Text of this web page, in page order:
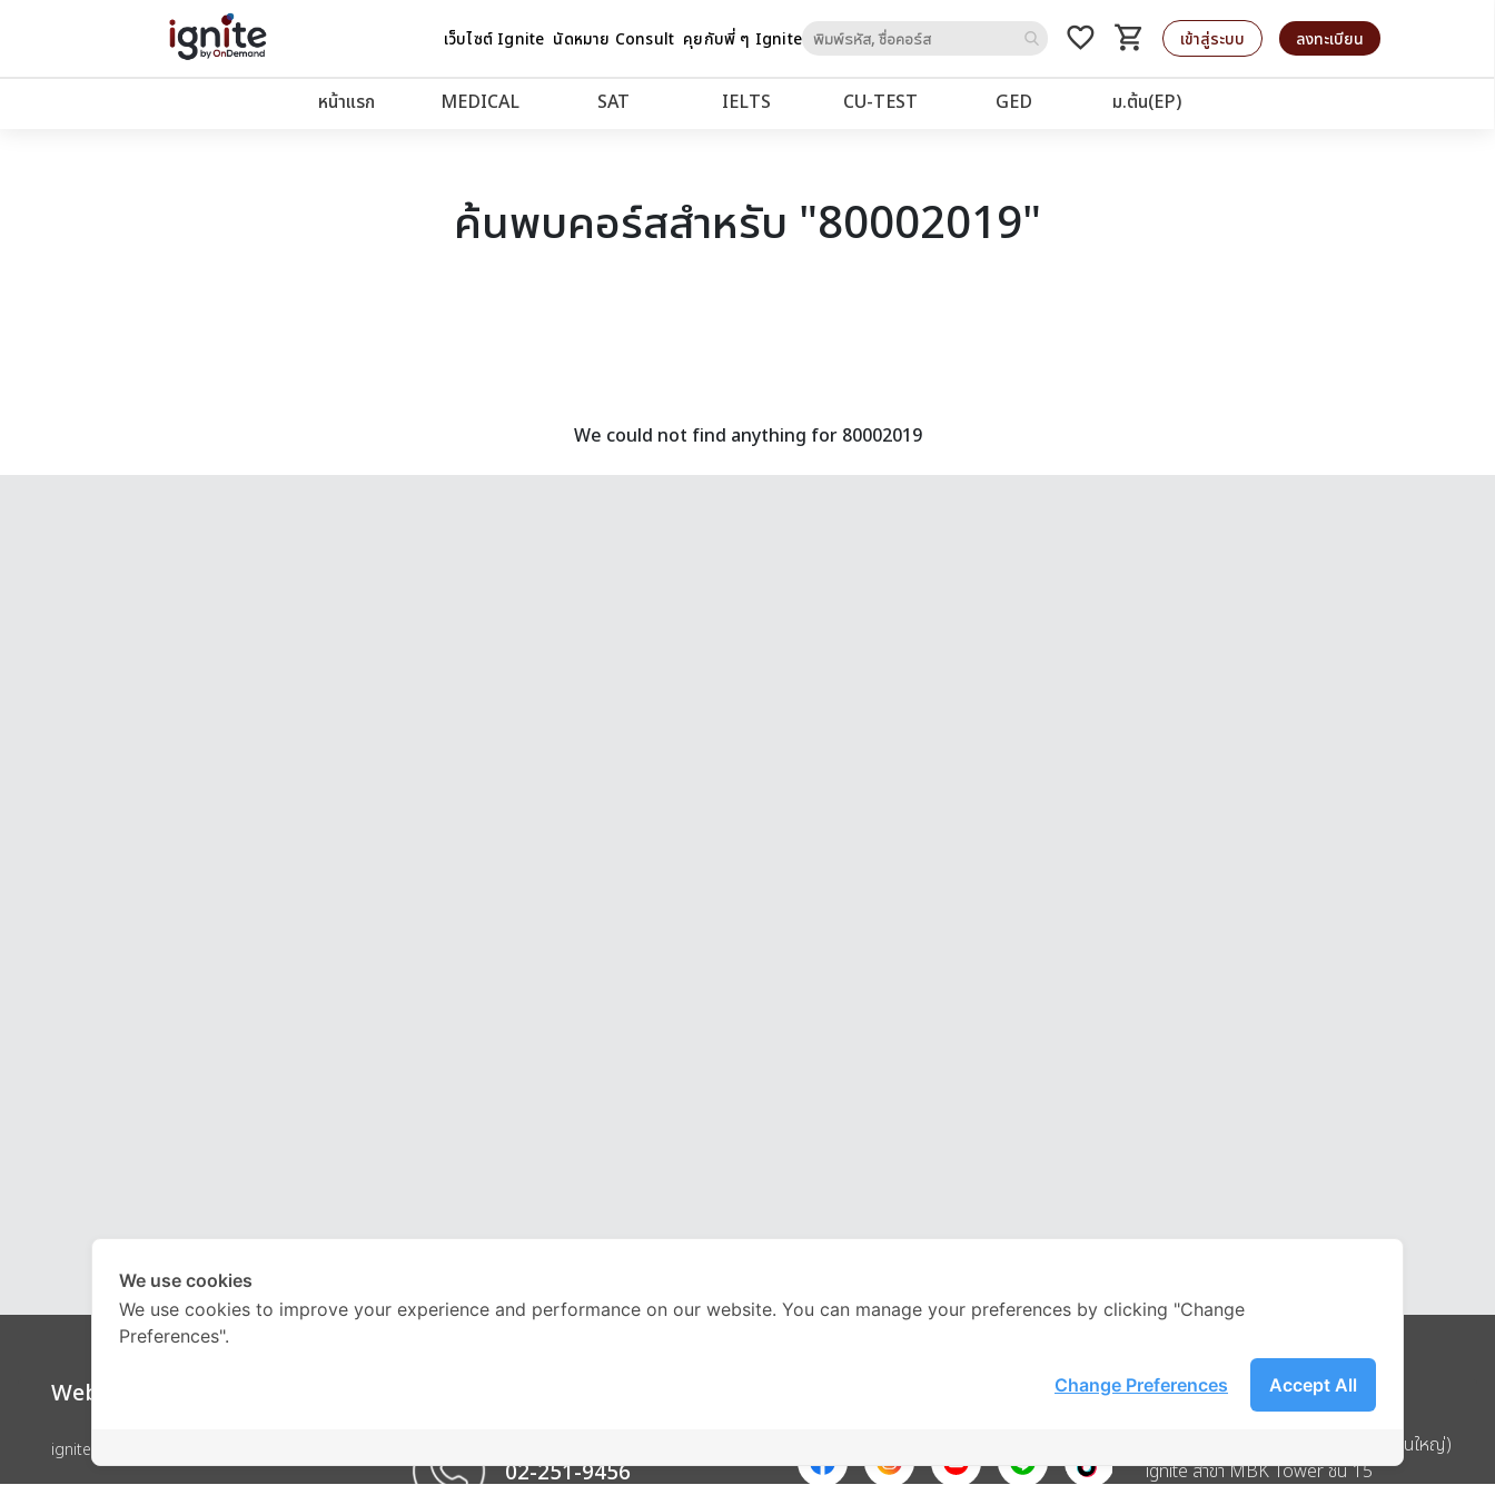
เว็บไซต์ Ignite นัดหมาย Consult คุยกับพี่ ๆ Igniteto
favorite_border shopping_cart
รถเข็น เข้าสู่ระบบ ลงทะเบียน
หน้าแรก MEDICAL SAT IELTS CU‑TEST GED ม.ต้น(EP)
ค้นพบคอร์สสำหรับ "80002019"
We could not find anything for 80002019
Website
ignite by OnDemand
02-251-9456
Address
บริษัท อิกไนท์ เอ สตาร์ จำกัด (สำนักงานใหญ่)
ignite สาขา MBK Tower ชั้น 15
We use cookies
We use cookies to improve your experience and performance on our website. You can manage your preferences by clicking "Change
Preferences".
Accept All
Change Preferences